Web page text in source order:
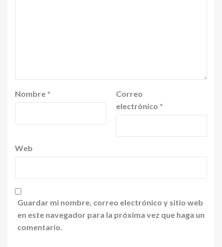
Nombre *
Correo
electrónico *
Web
Guardar mi nombre, correo electrónico y sitio web
en este navegador para la próxima vez que haga un
comentario.